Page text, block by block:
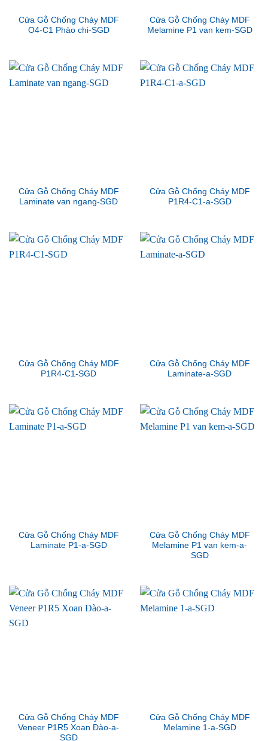
Cửa Gỗ Chống Cháy MDF
O4-C1 Phào chi-SGD
Cửa Gỗ Chống Cháy MDF
Melamine P1 van kem-SGD
Cửa Gỗ Chống Cháy MDF
Laminate van ngang-SGD
Cửa Gỗ Chống Cháy MDF
P1R4-C1-a-SGD
Cửa Gỗ Chống Cháy MDF
P1R4-C1-SGD
Cửa Gỗ Chống Cháy MDF
Laminate-a-SGD
Cửa Gỗ Chống Cháy MDF
Laminate P1-a-SGD
Cửa Gỗ Chống Cháy MDF
Melamine P1 van kem-a-
SGD
Cửa Gỗ Chống Cháy MDF
Veneer P1R5 Xoan Đào-a-
SGD
Cửa Gỗ Chống Cháy MDF
Melamine 1-a-SGD